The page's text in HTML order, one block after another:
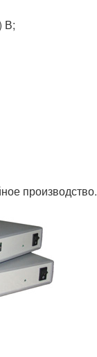
В;
производство.